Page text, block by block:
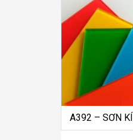
A392 – SƠN